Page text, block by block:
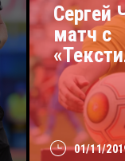
01/11/
Сергей
матч с